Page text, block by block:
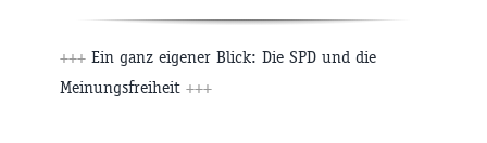
+++ Ein ganz eigener Blick: Die SPD und die
Meinungsfreiheit +++